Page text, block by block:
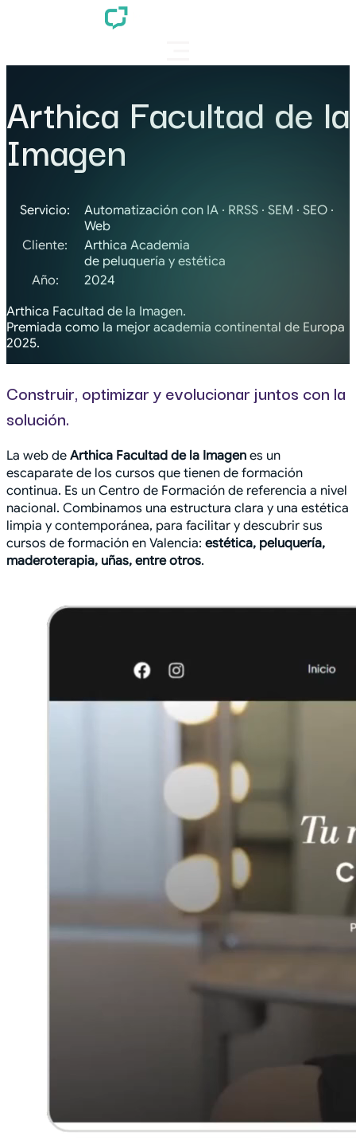
Arthica Facultad de la
Imagen
Servicio: Automatización con IA · RRSS · SEM · SEO ·
Web
Cliente:
Arthica Academia
de peluquería y estética
Año:
2024
Arthica Facultad de la Imagen.
Premiada como la mejor academia continental de Europa
2025.
Construir, optimizar y evolucionar juntos con la
solución.
La web de Arthica Facultad de la Imagen es un
escaparate de los cursos que tienen de formación
continua. Es un Centro de Formación de referencia a nivel
nacional. Combinamos una estructura clara y una estética
limpia y contemporánea, para facilitar y descubrir sus
cursos de formación en Valencia: estética, peluquería,
maderoterapia, uñas, entre otros.